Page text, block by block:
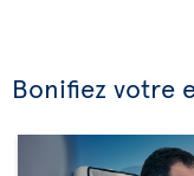
Bonifiez votre